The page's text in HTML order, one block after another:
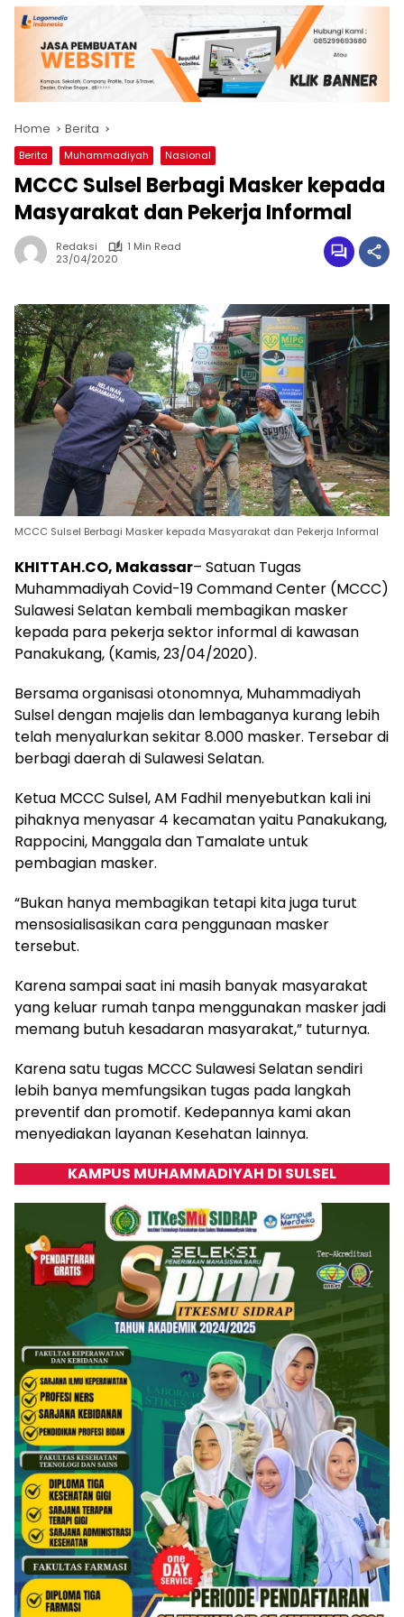
Home Berita
Berita Muhammadiyah Nasional
MCCC Sulsel Berbagi Masker kepada
Masyarakat dan Pekerja Informal
Redaksi
1 Min Read
23/04/2020
MCCC Sulsel Berbagi Masker kepada Masyarakat dan Pekerja Informal
KHITTAH.CO, Makassar– Satuan Tugas
Muhammadiyah Covid-19 Command Center (MCCC)
Sulawesi Selatan kembali membagikan masker
kepada para pekerja sektor informal di kawasan
Panakukang, (Kamis, 23/04/2020).
Bersama organisasi otonomnya, Muhammadiyah
Sulsel dengan majelis dan lembaganya kurang lebih
telah menyalurkan sekitar 8.000 masker. Tersebar di
berbagi daerah di Sulawesi Selatan.
Ketua MCCC Sulsel, AM Fadhil menyebutkan kali ini
pihaknya menyasar 4 kecamatan yaitu Panakukang,
Rappocini, Manggala dan Tamalate untuk
pembagian masker.
“Bukan hanya membagikan tetapi kita juga turut
mensosialisasikan cara penggunaan masker
tersebut.
Karena sampai saat ini masih banyak masyarakat
yang keluar rumah tanpa menggunakan masker jadi
memang butuh kesadaran masyarakat,” tuturnya.
Karena satu tugas MCCC Sulawesi Selatan sendiri
lebih banya memfungsikan tugas pada langkah
preventif dan promotif. Kedepannya kami akan
menyediakan layanan Kesehatan lainnya.
KAMPUS MUHAMMADIYAH DI SULSEL